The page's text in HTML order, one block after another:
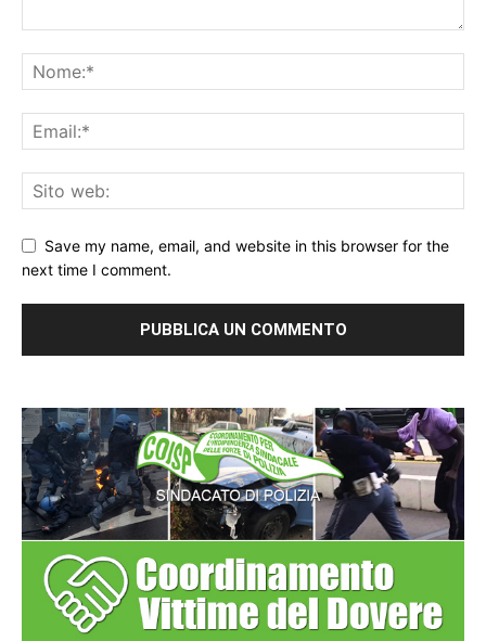
Save my name, email, and website in this browser for the
next time I comment.